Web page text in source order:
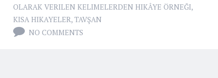
OLARAK VERILEN KELIMELERDEN HIKÂYE ÖRNEĞI,
KISA HIKAYELER, TAVŞAN
NO COMMENTS